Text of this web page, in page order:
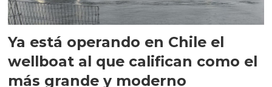
Ya está operando en Chile el
wellboat al que califican como el
más grande y moderno